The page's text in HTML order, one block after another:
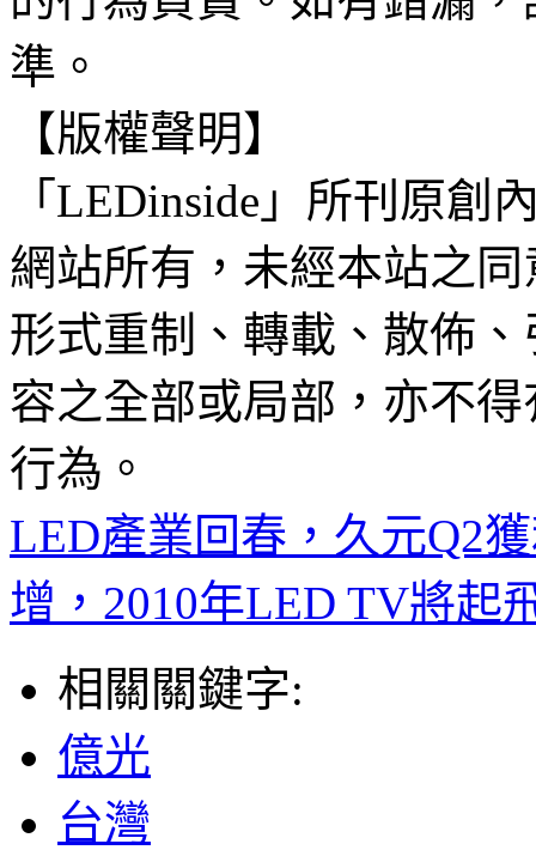
準。
【版權聲明】
「LEDinside」所刊原創
網站所有，未經本站之
形式重制、轉載、散佈
容之全部或局部，亦不
行為。
LED產業回春，久元Q2
增，2010年LED TV將起
相關關鍵字:
億光
台灣